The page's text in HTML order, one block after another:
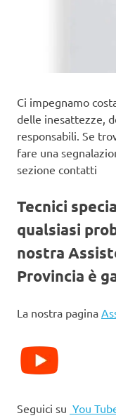
Ci impegnamo
delle inesattezze,
responsabili. Se
fare una
sezione contatti
Tecnici
qualsiasi
nostra
Provincia è
La nostra pagina
Seguici su You